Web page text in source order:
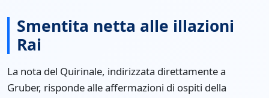
Smentita netta alle illazioni
Rai
La nota del Quirinale, indirizzata direttamente a
Gruber, risponde alle affermazioni di ospiti della